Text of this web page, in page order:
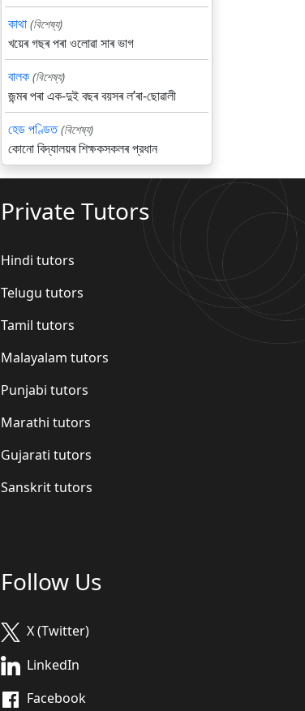
কাথা (বিশেষ্য)
খয়েৰ গছৰ পৰা ওলোৱা সাৰ ভাগ
বালক (বিশেষ্য)
জন্মৰ পৰা এক-দুই বছৰ বয়সৰ লʼৰা-ছোৱালী
হেড পণ্ডিত (বিশেষ্য)
কোনো বিদ্যালয়ৰ শিক্ষকসকলৰ প্রধান
Private Tutors
Hindi tutors
Telugu tutors
Tamil tutors
Malayalam tutors
Punjabi tutors
Marathi tutors
Gujarati tutors
Sanskrit tutors
Follow Us
X (Twitter)
LinkedIn
Facebook